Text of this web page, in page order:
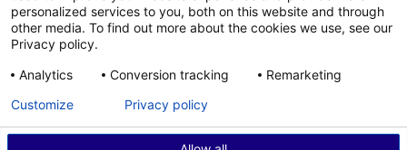
Agenter
Logginn
Agent - villkår
personalized services to you, both on this website and through
other media. To find out more about the cookies we use, see our
Privacy policy.
Analytics
Conversion tracking Remarketing
Customize Privacy policy